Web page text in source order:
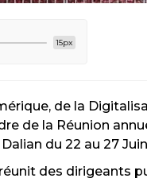
15px
de la
de la Réunion
du 22 au 27
des dirigeants